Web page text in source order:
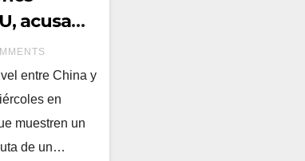
acusa
entre China y
en
muestren un
de un…